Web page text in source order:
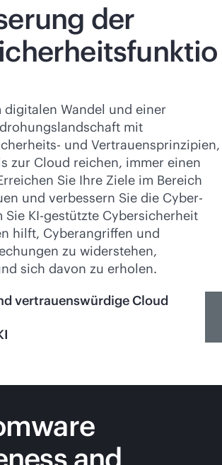
der
digitalen Wandel und einer
mit
und Vertrauensprinzipien,
zur Cloud reichen, immer einen
Sie Ihre Ziele im Bereich
und verbessern Sie die Cyber-
Sie KI-gestützte Cybersicherheit
hilft, Cyberangriffen und
zu widerstehen,
sich davon zu erholen.
vertrauenswürdige Cloud